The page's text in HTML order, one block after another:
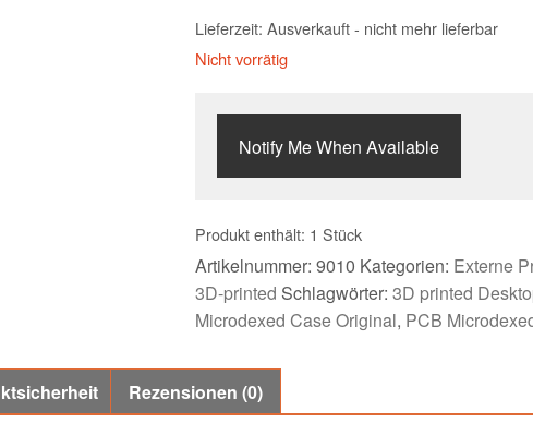
Lieferzeit: Ausverkauft - nicht mehr lieferbar
Nicht vorrätig
Notify Me When Available
Produkt enthält: 1 Stück
Artikelnummer: 9010 Kategorien: Externe
3D-printed Schlagwörter: 3D printed
Microdexed Case Original, PCB
Rezensionen (0)